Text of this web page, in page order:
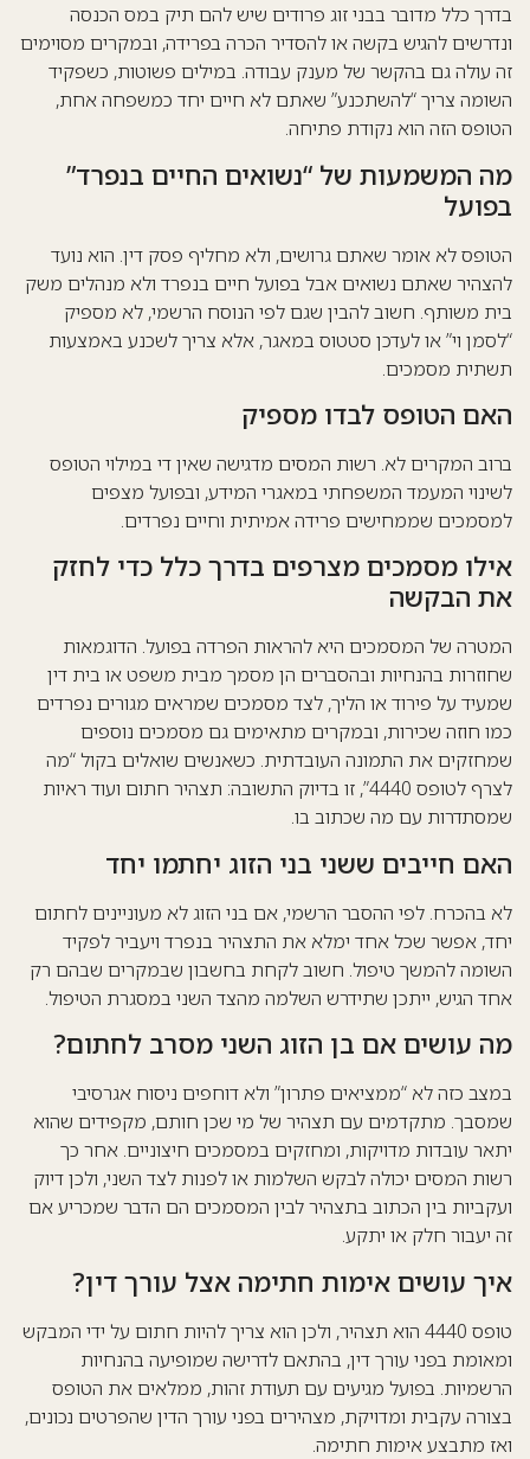
בדרך כלל מדובר בבני זוג פרודים שיש להם תיק במס הכנסה
ונדרשים להגיש בקשה או להסדיר הכרה בפרידה, ובמקרים מסוימים
זה עולה גם בהקשר של מענק עבודה. במילים פשוטות, כשפקיד
השומה צריך “להשתכנע” שאתם לא חיים יחד כמשפחה אחת,
הטופס הזה הוא נקודת פתיחה.
מה המשמעות של “נשואים החיים בנפרד”
בפועל
הטופס לא אומר שאתם גרושים, ולא מחליף פסק דין. הוא נועד
להצהיר שאתם נשואים אבל בפועל חיים בנפרד ולא מנהלים משק
בית משותף. חשוב להבין שגם לפי הנוסח הרשמי, לא מספיק
“לסמן וי” או לעדכן סטטוס במאגר, אלא צריך לשכנע באמצעות
תשתית מסמכים.
האם הטופס לבדו מספיק
ברוב המקרים לא. רשות המסים מדגישה שאין די במילוי הטופס
לשינוי המעמד המשפחתי במאגרי המידע, ובפועל מצפים
למסמכים שממחישים פרידה אמיתית וחיים נפרדים.
אילו מסמכים מצרפים בדרך כלל כדי לחזק
את הבקשה
המטרה של המסמכים היא להראות הפרדה בפועל. הדוגמאות
שחוזרות בהנחיות ובהסברים הן מסמך מבית משפט או בית דין
שמעיד על פירוד או הליך, לצד מסמכים שמראים מגורים נפרדים
כמו חוזה שכירות, ובמקרים מתאימים גם מסמכים נוספים
שמחזקים את התמונה העובדתית. כשאנשים שואלים בקול “מה
לצרף לטופס 4440”, זו בדיוק התשובה: תצהיר חתום ועוד ראיות
שמסתדרות עם מה שכתוב בו.
האם חייבים ששני בני הזוג יחתמו יחד
לא בהכרח. לפי ההסבר הרשמי, אם בני הזוג לא מעוניינים לחתום
יחד, אפשר שכל אחד ימלא את התצהיר בנפרד ויעביר לפקיד
השומה להמשך טיפול. חשוב לקחת בחשבון שבמקרים שבהם רק
אחד הגיש, ייתכן שתידרש השלמה מהצד השני במסגרת הטיפול.
מה עושים אם בן הזוג השני מסרב לחתום?
במצב כזה לא “ממציאים פתרון” ולא דוחפים ניסוח אגרסיבי
שמסבך. מתקדמים עם תצהיר של מי שכן חותם, מקפידים שהוא
יתאר עובדות מדויקות, ומחזקים במסמכים חיצוניים. אחר כך
רשות המסים יכולה לבקש השלמות או לפנות לצד השני, ולכן דיוק
ועקביות בין הכתוב בתצהיר לבין המסמכים הם הדבר שמכריע אם
זה יעבור חלק או יתקע.
איך עושים אימות חתימה אצל עורך דין?
טופס 4440 הוא תצהיר, ולכן הוא צריך להיות חתום על ידי המבקש
ומאומת בפני עורך דין, בהתאם לדרישה שמופיעה בהנחיות
הרשמיות. בפועל מגיעים עם תעודת זהות, ממלאים את הטופס
בצורה עקבית ומדויקת, מצהירים בפני עורך הדין שהפרטים נכונים,
ואז מתבצע אימות חתימה.